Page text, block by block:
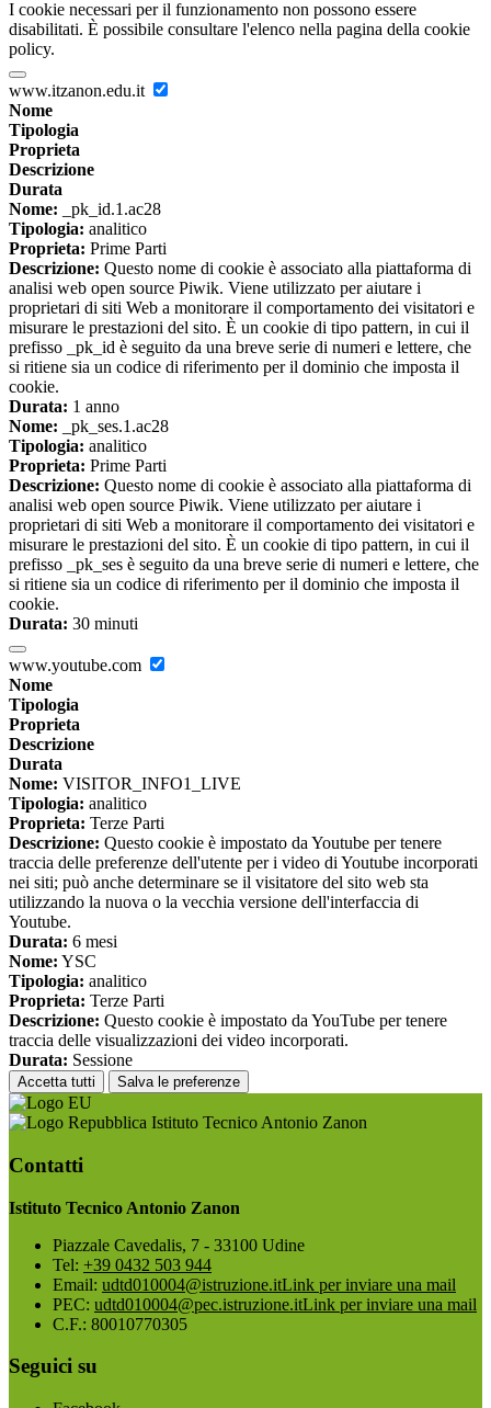
I cookie necessari per il funzionamento non possono essere
disabilitati. È possibile consultare l'elenco nella pagina della cookie
policy.
www.itzanon.edu.it
Nome
Tipologia
Proprieta
Descrizione
Durata
Nome: _pk_id.1.ac28
Tipologia: analitico
Proprieta: Prime Parti
Descrizione: Questo nome di cookie è associato alla piattaforma di
analisi web open source Piwik. Viene utilizzato per aiutare i
proprietari di siti Web a monitorare il comportamento dei visitatori e
misurare le prestazioni del sito. È un cookie di tipo pattern, in cui il
prefisso _pk_id è seguito da una breve serie di numeri e lettere, che
si ritiene sia un codice di riferimento per il dominio che imposta il
cookie.
Durata: 1 anno
Nome: _pk_ses.1.ac28
Tipologia: analitico
Proprieta: Prime Parti
Descrizione: Questo nome di cookie è associato alla piattaforma di
analisi web open source Piwik. Viene utilizzato per aiutare i
proprietari di siti Web a monitorare il comportamento dei visitatori e
misurare le prestazioni del sito. È un cookie di tipo pattern, in cui il
prefisso _pk_ses è seguito da una breve serie di numeri e lettere, che
si ritiene sia un codice di riferimento per il dominio che imposta il
cookie.
Durata: 30 minuti
www.youtube.com
Nome
Tipologia
Proprieta
Descrizione
Durata
Nome: VISITOR_INFO1_LIVE
Tipologia: analitico
Proprieta: Terze Parti
Descrizione: Questo cookie è impostato da Youtube per tenere
traccia delle preferenze dell'utente per i video di Youtube incorporati
nei siti; può anche determinare se il visitatore del sito web sta
utilizzando la nuova o la vecchia versione dell'interfaccia di
Youtube.
Durata: 6 mesi
Nome: YSC
Tipologia: analitico
Proprieta: Terze Parti
Descrizione: Questo cookie è impostato da YouTube per tenere
traccia delle visualizzazioni dei video incorporati.
Durata: Sessione
Accetta tutti Salva le preferenze
Istituto Tecnico Antonio Zanon
Contatti
Istituto Tecnico Antonio Zanon
Piazzale Cavedalis, 7 - 33100 Udine
Tel: +39 0432 503 944
Email: udtd010004@istruzione.itLink per inviare una mail
PEC: udtd010004@pec.istruzione.itLink per inviare una mail
C.F.: 80010770305
Seguici su